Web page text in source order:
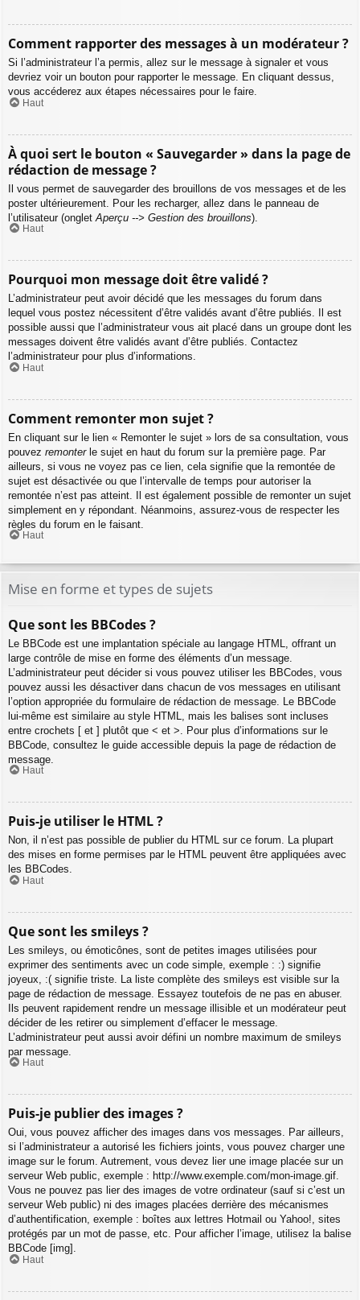
Comment rapporter des messages à un modérateur ?
Si l’administrateur l’a permis, allez sur le message à signaler et vous
devriez voir un bouton pour rapporter le message. En cliquant dessus,
vous accéderez aux étapes nécessaires pour le faire.
Haut
À quoi sert le bouton « Sauvegarder » dans la page de
rédaction de message ?
Il vous permet de sauvegarder des brouillons de vos messages et de les
poster ultérieurement. Pour les recharger, allez dans le panneau de
l’utilisateur (onglet Aperçu --> Gestion des brouillons).
Haut
Pourquoi mon message doit être validé ?
L’administrateur peut avoir décidé que les messages du forum dans
lequel vous postez nécessitent d’être validés avant d’être publiés. Il est
possible aussi que l’administrateur vous ait placé dans un groupe dont les
messages doivent être validés avant d’être publiés. Contactez
l’administrateur pour plus d’informations.
Haut
Comment remonter mon sujet ?
En cliquant sur le lien « Remonter le sujet » lors de sa consultation, vous
pouvez remonterle sujet en haut du forum sur la première page. Par
ailleurs, si vous ne voyez pas ce lien, cela signifie que la remontée de
sujet est désactivée ou que l’intervalle de temps pour autoriser la
remontée n’est pas atteint. Il est également possible de remonter un sujet
simplement en y répondant. Néanmoins, assurez-vous de respecter les
règles du forum en le faisant.
Haut
Mise en forme et types de sujets
Que sont les BBCodes ?
Le BBCode est une implantation spéciale au langage HTML, offrant un
large contrôle de mise en forme des éléments d’un message.
L’administrateur peut décider si vous pouvez utiliser les BBCodes, vous
pouvez aussi les désactiver dans chacun de vos messages en utilisant
l’option appropriée du formulaire de rédaction de message. Le BBCode
lui-même est similaire au style HTML, mais les balises sont incluses
entre crochets [ et ] plutôt que < et >. Pour plus d’informations sur le
BBCode, consultez le guide accessible depuis la page de rédaction de
message.
Haut
Puis-je utiliser le HTML ?
Non, il n’est pas possible de publier du HTML sur ce forum. La plupart
des mises en forme permises par le HTML peuvent être appliquées avec
les BBCodes.
Haut
Que sont les smileys ?
Les smileys, ou émoticônes, sont de petites images utilisées pour
exprimer des sentiments avec un code simple, exemple : :) signifie
joyeux, :( signifie triste. La liste complète des smileys est visible sur la
page de rédaction de message. Essayez toutefois de ne pas en abuser.
Ils peuvent rapidement rendre un message illisible et un modérateur peut
décider de les retirer ou simplement d’effacer le message.
L’administrateur peut aussi avoir défini un nombre maximum de smileys
par message.
Haut
Puis-je publier des images ?
Oui, vous pouvez afficher des images dans vos messages. Par ailleurs,
si l’administrateur a autorisé les fichiers joints, vous pouvez charger une
image sur le forum. Autrement, vous devez lier une image placée sur un
serveur Web public, exemple : http://www.exemple.com/mon-image.gif.
Vous ne pouvez pas lier des images de votre ordinateur (sauf si c’est un
serveur Web public) ni des images placées derrière des mécanismes
d’authentification, exemple : boîtes aux lettres Hotmail ou Yahoo!, sites
protégés par un mot de passe, etc. Pour afficher l’image, utilisez la balise
BBCode [img].
Haut